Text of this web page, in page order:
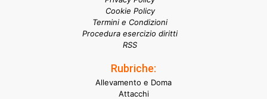
Cookie Policy
Termini e Condizioni
Procedura esercizio diritti
RSS
Rubriche:
Allevamento e Doma
Attacchi